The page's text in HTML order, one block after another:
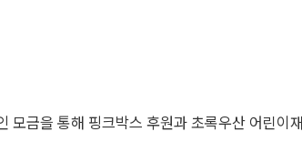
금을 통해 핑크박스 후원과 초록우산 어린이재